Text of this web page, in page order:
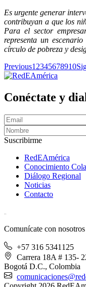
Es urgente generar
contribuyan a que los
Para el sector
representa un
círculo de pobreza y
Previous1 2345678910
Conéctate y
Suscribirme
RedEAmérica
Conocimiento
Diálogo Regional
Noticias
Contacto
Comunícate con nosotros
+57 316 5341125
Carrera 18A # 135-
Bogotá D.C., Colombia